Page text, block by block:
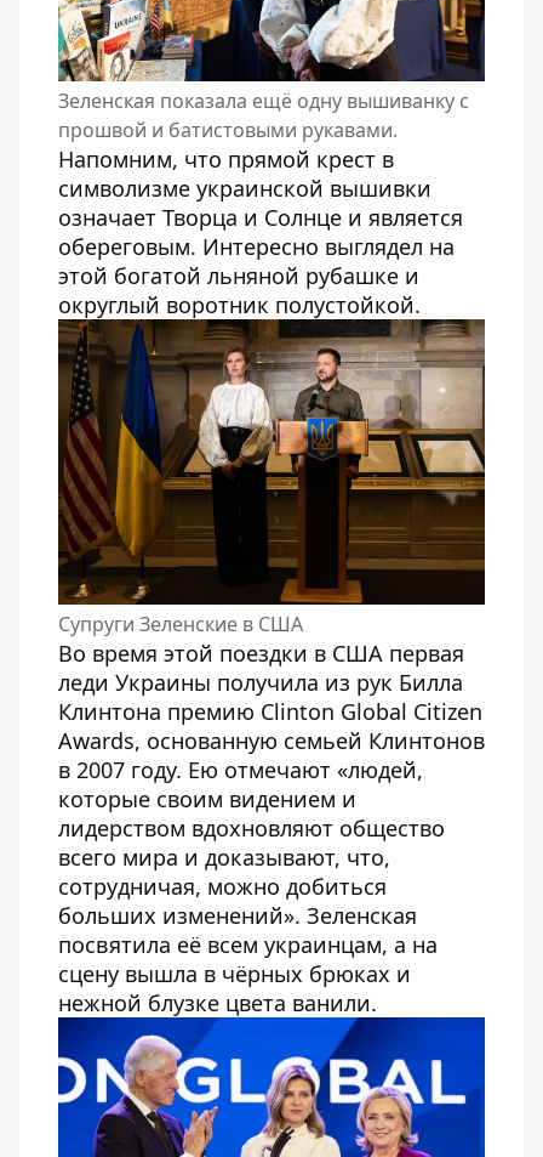
Зеленская показала ещё одну вышиванку с
прошвой и батистовыми рукавами.
Напомним, что прямой крест в
символизме украинской вышивки
означает Творца и Солнце и является
обереговым. Интересно выглядел на
этой богатой льняной рубашке и
округлый воротник полустойкой.
Супруги Зеленские в США
Во время этой поездки в США первая
леди Украины получила из рук Билла
Клинтона премию Clinton Global Citizen
Awards, основанную семьей Клинтонов
в 2007 году. Ею отмечают «людей,
которые своим видением и
лидерством вдохновляют общество
всего мира и доказывают, что,
сотрудничая, можно добиться
больших изменений». Зеленская
посвятила её всем украинцам, а на
сцену вышла в чёрных брюках и
нежной блузке цвета ванили.